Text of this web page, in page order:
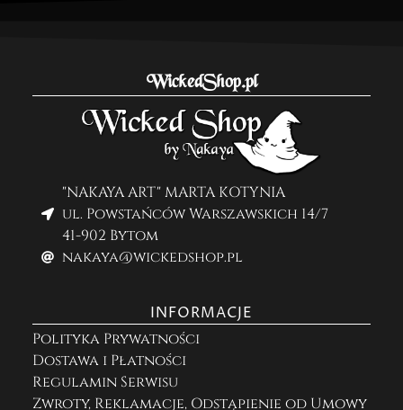
WickedShop.pl
"NAKAYA ART" MARTA KOTYNIA
ul. Powstańców Warszawskich 14/7
41-902 Bytom
nakaya@wickedshop.pl
INFORMACJE
Polityka Prywatności
Dostawa i Płatności
Regulamin Serwisu
Zwroty, Reklamacje, Odstąpienie od Umowy